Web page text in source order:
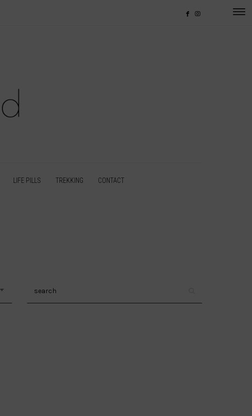
LIFE PILLS TREKKING CONTACT